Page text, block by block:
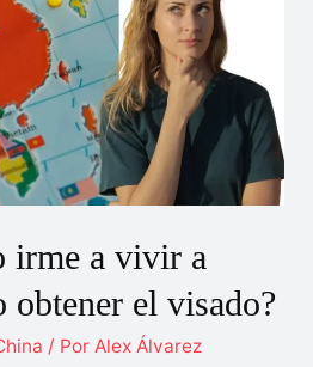
irme a vivir a
obtener el visado?
/ Por Alex Álvarez